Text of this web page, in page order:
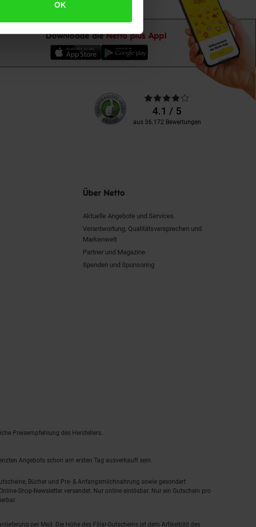
OK
Downloade dieNetto plus App!
Unsere
Kundenbewertungen
Durchschnittliche
Bewertungen4.1 / 5
aus 36.172 Bewertungen
Über Netto
Aktuelle Angebote und Services
Verantwortung, Qualitätsversprechen und
Markenwelt
Partner und Magazine
Spenden und Sponsoring
Preisempfehlung des Herstellers.
Angebots schon am ersten Tag ausverkauft sein.
Bücher und Pre- & Anfangsmilchnahrung sowie gesondert
Shop-Newsletter versendet. Nur online einlösbar. Nur ein Gutschein pro
per Mail. Die Höhe des Filial-Gutscheins ist dem Artikelbild des